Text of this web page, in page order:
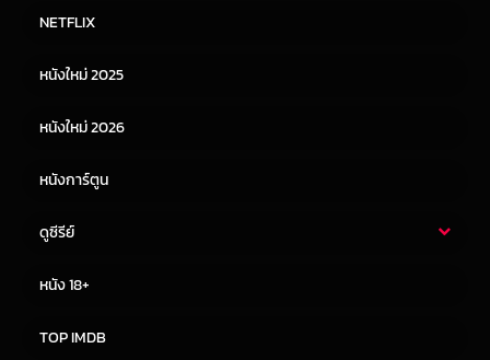
หนังจีน
NETFLIX
หนังใหม่ 2025
หนังใหม่ 2026
หนังการ์ตูน
ดูซีรีย์
หนัง 18+
TOP IMDB